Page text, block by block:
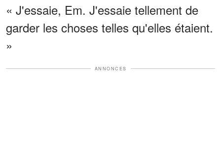
« J'essaie, Em. J'essaie tellement de
garder les choses telles qu'elles étaient.
»
ANNONCES